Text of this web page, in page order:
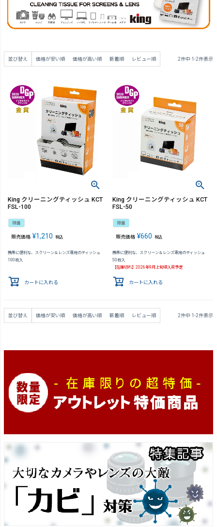
並び替え 価格が安い順 価格が高い順 新着順 レビュー順 2件中 1 -2件表示
King クリーニングティッシュ KCT
FSL-100
除菌
販売価格 ¥1,210 税込
携帯に便利な、スクリーン＆レンズ専用のティッシュ
100枚入
カートに入れる
King クリーニングティッシュ KCT
FSL-50
除菌
販売価格 ¥660 税込
携帯に便利な、スクリーン＆レンズ専用のティッシュ
50枚入
【在庫切れ】2026年9月上旬頃入荷予定
カートに入れる
並び替え 価格が安い順 価格が高い順 新着順 レビュー順 2件中 1 -2件表示